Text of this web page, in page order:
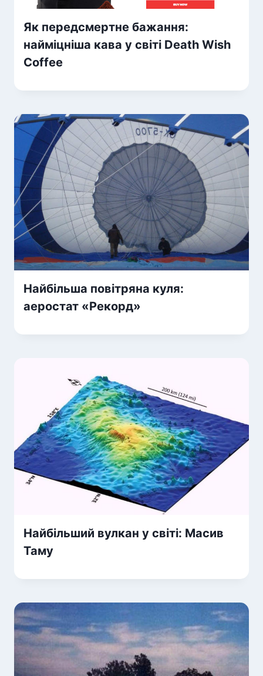
Як передсмертне бажання:
найміцніша кава у світі Death Wish
Coffee
Найбільша повітряна куля:
аеростат «Рекорд»
Найбільший вулкан у світі: Масив
Таму